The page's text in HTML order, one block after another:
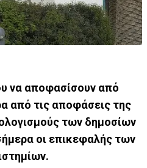
να αποφασίσουν από
από τις αποφάσεις της
των δημοσίων
οι επικεφαλής των